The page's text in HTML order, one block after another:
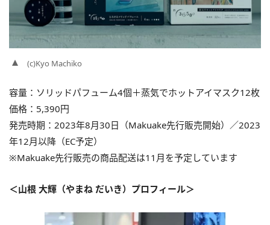
(c)Kyo Machiko
容量：ソリッドパフューム4個＋蒸気でホットアイマスク12枚
価格：5,390円
発売時期：2023年8月30日（Makuake先行販売開始）／2023
年12月以降（EC予定）
※Makuake先行販売の商品配送は11月を予定しています
＜山根 大輝（やまね だいき）プロフィール＞